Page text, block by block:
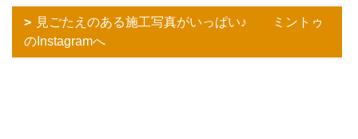
見ごたえのある施工写真がいっぱい♪ ミントゥ
のInstagramへ